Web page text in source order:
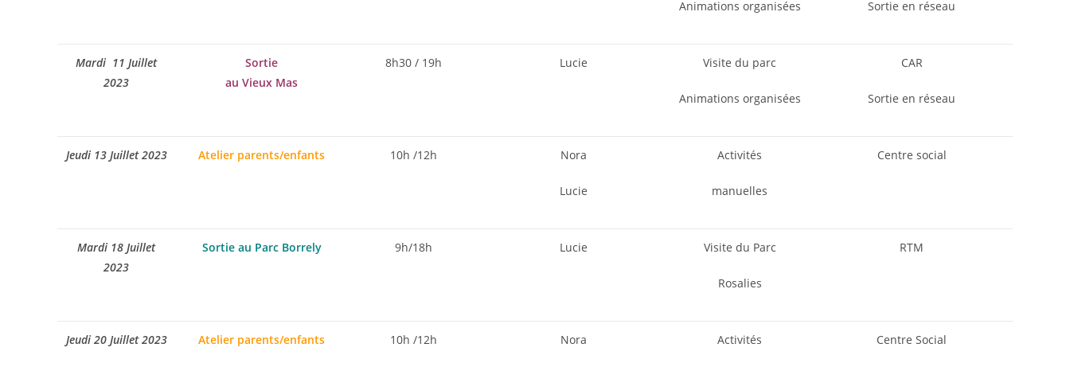
Animations organisées Sortie en réseau
Mardi 11 Juillet
2023
Sortie
au Vieux Mas
8h30 / 19h Lucie Visite du parc
Animations organisées
CAR
Sortie en réseau
Jeudi 13 Juillet 2023 Atelier parents/enfants 10h /12h Nora
Lucie
Activités
manuelles
Centre social
Mardi 18 Juillet
2023
Sortie au Parc Borrely 9h/18h Lucie Visite du Parc
Rosalies
RTM
Jeudi 20 Juillet 2023 Atelier parents/enfants 10h /12h Nora Activités Centre Social